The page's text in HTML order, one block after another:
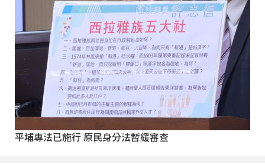
平埔專法已施行 原民身分法暫緩審查